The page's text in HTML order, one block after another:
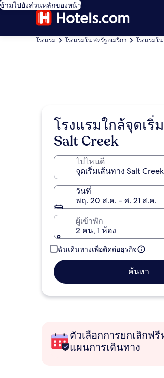
ข้ามไปยังส่วนหลักของหน้า
โรงแรม โรงแรมใน สหรัฐอเมริกา โรงแรมใ
โรงแรมใกล้จุดเริ่
Salt Creek
ไปไหนดี
วันที่
พฤ. 20 ส.ค. - ศ. 21 ส.ค.
ผู้เข้าพัก
2 คน, 1 ห้อง
ฉันเดินทางเพื่อติดต่อธุรกิจ
ค้นหา
ตัวเลือกการยกเลิกฟ
แผนการเดินทาง